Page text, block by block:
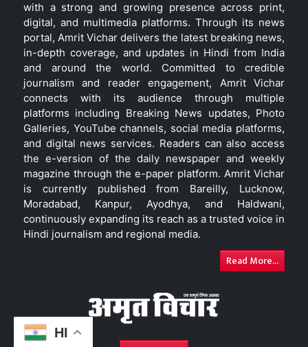
HI
with a strong and growing presence across print,
digital, and multimedia platforms. Through its news
portal, Amrit Vichar delivers the latest breaking news,
in-depth coverage, and updates in Hindi from India
and around the world. Committed to credible
journalism and reader engagement, Amrit Vichar
connects with its audience through multiple
platforms including Breaking News updates, Photo
Galleries, YouTube channels, social media platforms,
and digital news services. Readers can also access
the e-version of the daily newspaper and weekly
magazine through the e-paper platform. Amrit Vichar
is currently published from Bareilly, Lucknow,
Moradabad, Kanpur, Ayodhya, and Haldwani,
continuously expanding its reach as a trusted voice in
Hindi journalism and regional media.
Read More...